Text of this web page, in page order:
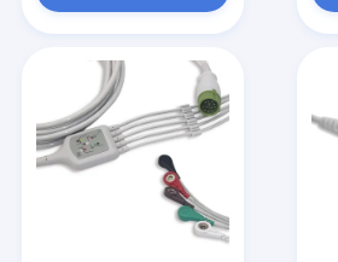
Produkte
Über uns
Fabrik-Ausflug